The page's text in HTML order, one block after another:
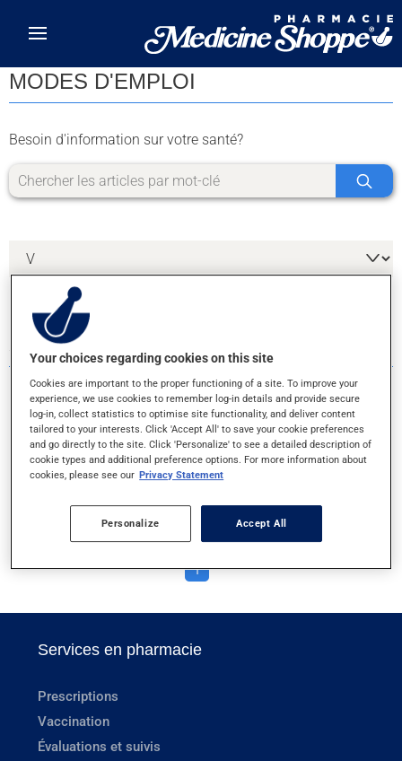
MODES D'EMPLOI
Besoin d'information sur votre santé?
3 RÉSULTATS POUR LA LETTRE V
VAPORISATEUR DE NITROGLYCÉRINE
VAPORISATEUR NASAL
VICTOZA ET SAXENDA
1
Services en pharmacie
Prescriptions
Vaccination
Évaluations et suivis
Your choices regarding cookies on this site
Cookies are important to the proper functioning of a site. To improve your
experience, we use cookies to remember log-in details and provide secure
log-in, collect statistics to optimise site functionality, and deliver content
tailored to your interests. Click 'Accept All' to save your cookie preferences
and go directly to the site. Click 'Personalize' to see a detailed description of
cookie types and additional preference options. For more information about
cookies, please see our Privacy Statement
Personalize Accept All